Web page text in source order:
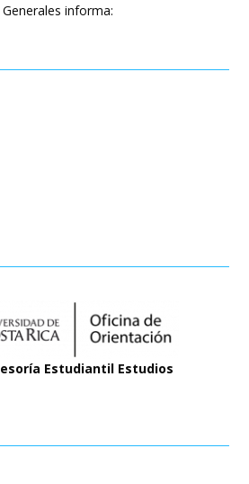
informa:
Estudiantil Estudios